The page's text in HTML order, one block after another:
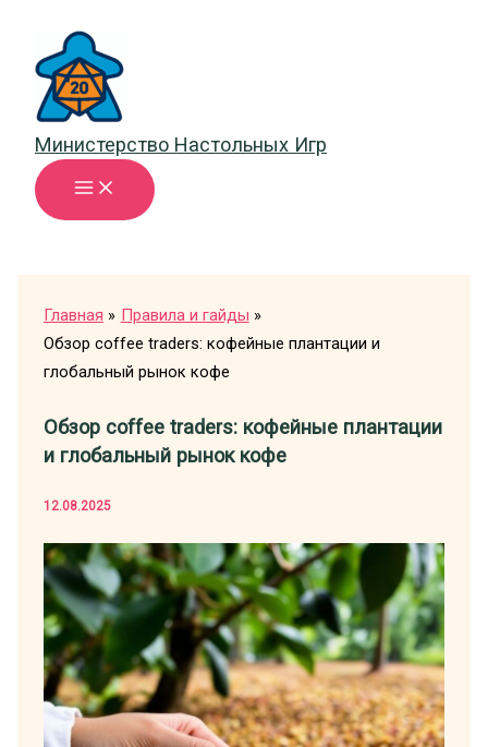
содержимому
Министерство Настольных Игр
Главная
Правила и гайды
Обзор coffee traders: кофейные плантации и
глобальный рынок кофе
Обзор coffee traders: кофейные плантации
и глобальный рынок кофе
12.08.2025